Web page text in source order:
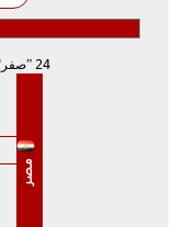
24 صفر
مصر